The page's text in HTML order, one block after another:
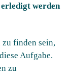
werden
finden sein,
Aufgabe.
zu